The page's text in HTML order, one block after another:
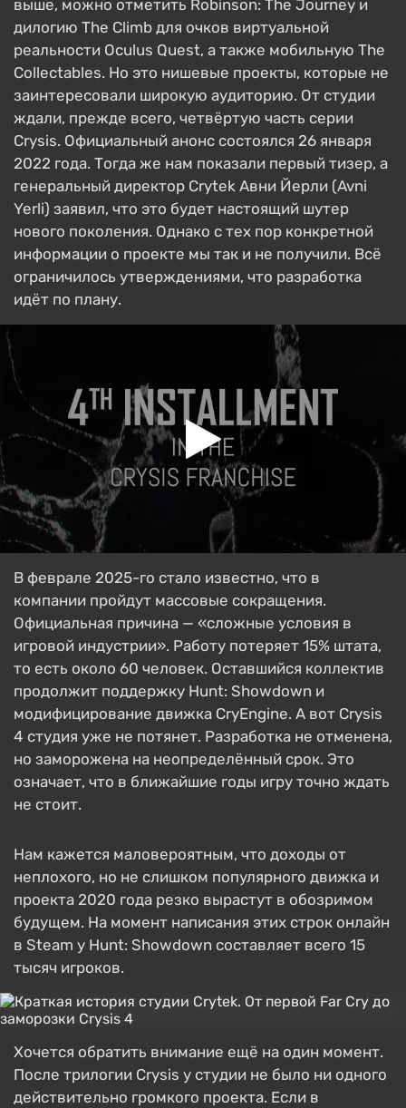
выше, можно отметить Robinson: The Journey и
дилогию The Climb для очков виртуальной
реальности Oculus Quest, а также мобильную The
Collectables. Но это нишевые проекты, которые не
заинтересовали широкую аудиторию. От студии
ждали, прежде всего, четвёртую часть серии
Crysis. Официальный анонс состоялся 26 января
2022 года. Тогда же нам показали первый тизер, а
генеральный директор Crytek Авни Йерли (Avni
Yerli) заявил, что это будет настоящий шутер
нового поколения. Однако с тех пор конкретной
информации о проекте мы так и не получили. Всё
ограничилось утверждениями, что разработка
идёт по плану.
В феврале 2025-го стало известно, что в
компании пройдут массовые сокращения.
Официальная причина — «сложные условия в
игровой индустрии». Работу потеряет 15% штата,
то есть около 60 человек. Оставшийся коллектив
продолжит поддержку Hunt: Showdown и
модифицирование движка CryEngine. А вот Crysis
4 студия уже не потянет. Разработка не отменена,
но заморожена на неопределённый срок. Это
означает, что в ближайшие годы игру точно ждать
не стоит.
Нам кажется маловероятным, что доходы от
неплохого, но не слишком популярного движка и
проекта 2020 года резко вырастут в обозримом
будущем. На момент написания этих строк онлайн
в Steam у Hunt: Showdown составляет всего 15
тысяч игроков.
Хочется обратить внимание ещё на один момент.
После трилогии Crysis у студии не было ни одного
действительно громкого проекта. Если в